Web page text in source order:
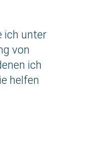
ich unter
von
ich
helfen